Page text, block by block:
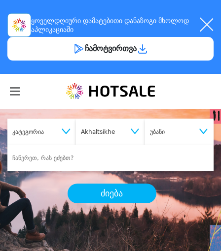
ყოველდღიური დამატებითი დანაზოგი მხოლოდ
აპლიკაციაში
ჩამოტვირთვა
კატეგორია Akhaltsikhe უბანი
ძიება
შეიძინესასურველი მომსახურება
დიდი დანაზოგით